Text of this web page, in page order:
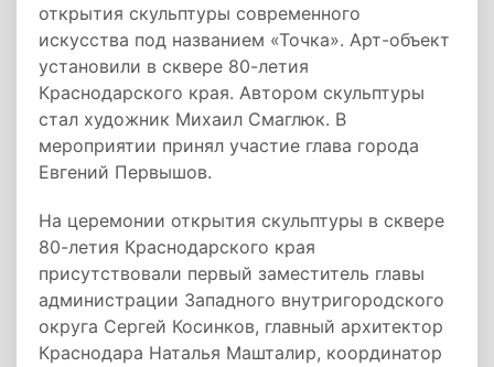
открытия скульптуры современного
искусства под названием «Точка». Арт-объект
установили в сквере 80-летия
Краснодарского края. Автором скульптуры
стал художник Михаил Смаглюк. В
мероприятии принял участие глава города
Евгений Первышов.
На церемонии открытия скульптуры в сквере
80-летия Краснодарского края
присутствовали первый заместитель главы
администрации Западного внутригородского
округа Сергей Косинков, главный архитектор
Краснодара Наталья Машталир, координатор